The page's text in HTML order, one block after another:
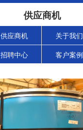
供应商机
供应商机 关于我们
招聘中心 客户案例